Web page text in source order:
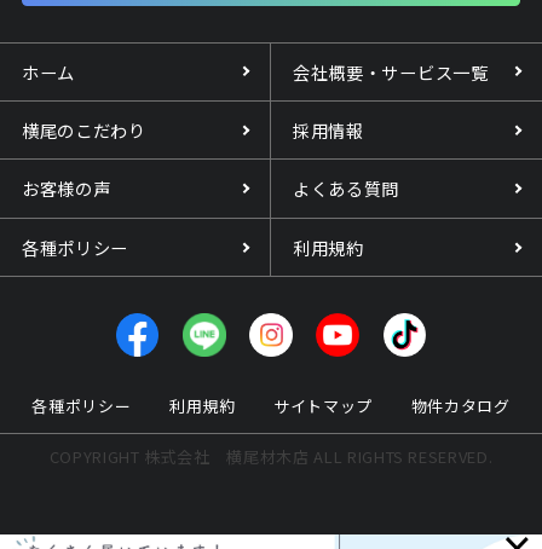
ホーム 会社概要・サービス一覧
横尾のこだわり 採用情報
お客様の声 よくある質問
各種ポリシー 利用規約
各種ポリシー 利用規約 サイトマップ 物件カタログ
COPYRIGHT 株式会社 横尾材木店 ALL RIGHTS RESERVED.